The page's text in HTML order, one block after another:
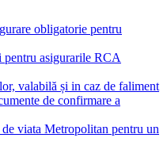
obligatorie pentru
pentru asigurarile RCA
valabilă și in caz de faliment
de confirmare a
viata Metropolitan pentru un